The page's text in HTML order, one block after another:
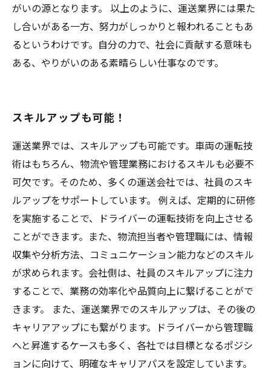
がいの源となります。 以上のように、運送業界には果た
し合いがある一方、努力がしっかりと報われることもあ
るというわけです。自分の力で、社会に貢献する意味も
ある、やりがいのある素晴らしい仕事なのです。
スキルアップも可能！
運送業界では、スキルアップも可能です。車両の運転技
術はもちろん、物流や管理業務におけるスキルも必要不
可欠です。そのため、多くの運送会社では、社員のスキ
ルアップをサポートしています。 例えば、定期的に研修
を実施することで、ドライバーの運転技術を向上させる
ことができます。また、物流担当者や管理職には、情報
収集や分析方法、コミュニケーション能力などのスキル
が求められます。会社側は、社員のスキルアップに注力
することで、業務の効率化や品質向上に繋げることがで
きます。 また、運送業界でのスキルアップは、その後の
キャリアアップにも繋がります。ドライバーから管理職
へと昇進するケースも多く、各社では目標となるポジシ
ョンに向けて、明確なキャリアパスを設定しています。